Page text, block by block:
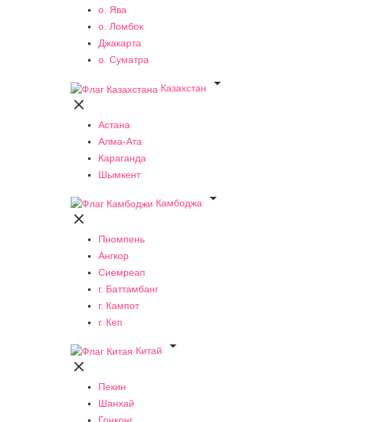
о. Ява
о. Ломбок
Джакарта
о. Суматра
Казахстан


Астана
Алма-Ата
Караганда
Шымкент
Камбоджа


Пномпень
Ангкор
Сиемреап
г. Баттамбанг
г. Кампот
г. Кеп
Китай


Пекин
Шанхай